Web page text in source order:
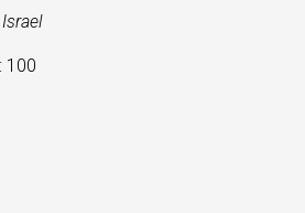
100